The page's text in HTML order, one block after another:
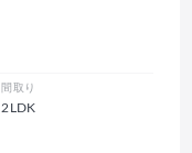
間取り
2LDK